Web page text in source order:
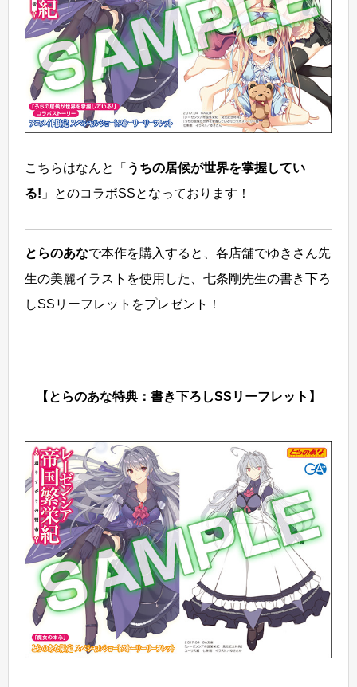
こちらはなんと「 うちの居候が世界を掌握してい
る! 」とのコラボSSとなっております！
とらのあなで本作を購入すると、各店舗でゆきさん先
生の美麗イラストを使用した、七条剛先生の書き下ろ
しSSリーフレットをプレゼント！
【とらのあな特典：書き下ろしSSリーフレット】